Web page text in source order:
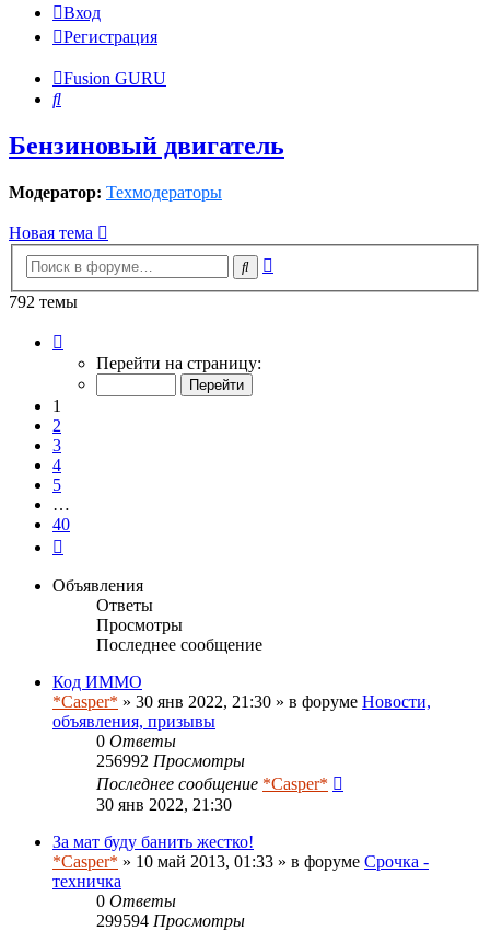
Вход
Регистрация
Fusion GURU
Поиск
Бензиновый двигатель
Модератор: Техмодераторы
Новая тема
Поиск
792 темы
Перейти на страницу:
1
2
3
4
5
…
40
Объявления
Ответы
Просмотры
Последнее сообщение
Код ИММО
*Casper* » 30 янв 2022, 21:30 » в форуме Новости,
объявления, призывы
0 Ответы
256992 Просмотры
Последнее сообщение *Casper*
30 янв 2022, 21:30
За мат буду банить жестко!
*Casper* » 10 май 2013, 01:33 » в форуме Срочка -
техничка
0 Ответы
299594 Просмотры